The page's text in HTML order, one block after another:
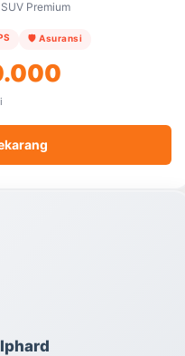
Premium
🛡️ Asuransi